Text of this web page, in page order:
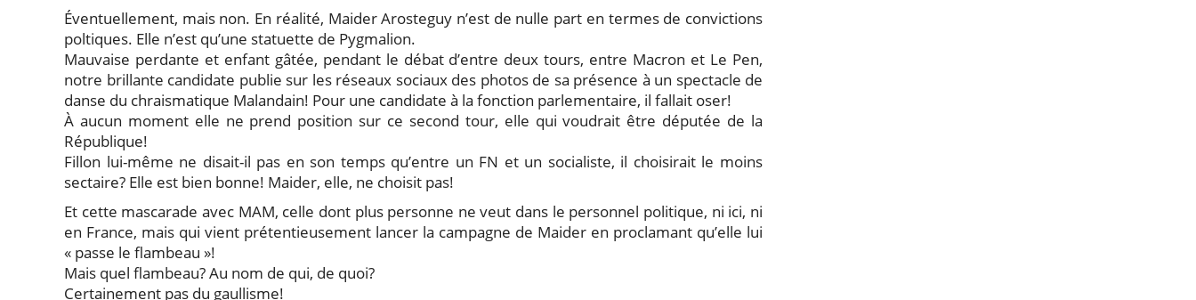
Éventuellement, mais non. En réalité, Maider Arosteguy n’est de nulle part en termes de convictions
poltiques. Elle n’est qu’une statuette de Pygmalion.
Mauvaise perdante et enfant gâtée, pendant le débat d’entre deux tours, entre Macron et Le Pen,
notre brillante candidate publie sur les réseaux sociaux des photos de sa présence à un spectacle de
danse du chraismatique Malandain! Pour une candidate à la fonction parlementaire, il fallait oser!
À aucun moment elle ne prend position sur ce second tour, elle qui voudrait être députée de la
République!
Fillon lui-même ne disait-il pas en son temps qu’entre un FN et un socialiste, il choisirait le moins
sectaire? Elle est bien bonne! Maider, elle, ne choisit pas!
Et cette mascarade avec MAM, celle dont plus personne ne veut dans le personnel politique, ni ici, ni
en France, mais qui vient prétentieusement lancer la campagne de Maider en proclamant qu’elle lui
« passe le flambeau »!
Mais quel flambeau? Au nom de qui, de quoi?
Certainement pas du gaullisme!